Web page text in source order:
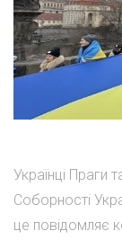
Українці Праги
Соборності
це повідомляє